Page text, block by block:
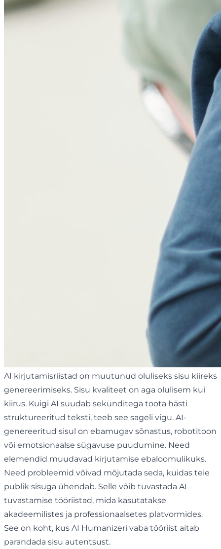
AI kirjutamisriistad on muutunud oluliseks sisu kiireks
genereerimiseks. Sisu kvaliteet on aga olulisem kui
kiirus. Kuigi AI suudab sekunditega toota hästi
struktureeritud teksti, teeb see sageli vigu. AI-
genereeritud sisul on ebamugav sõnastus, robotitoon
või emotsionaalse sügavuse puudumine. Need
elemendid muudavad kirjutamise ebaloomulikuks.
Need probleemid võivad mõjutada seda, kuidas teie
publik sisuga ühendab. Selle võib tuvastada AI
tuvastamise tööriistad, mida kasutatakse
akadeemilistes ja professionaalsetes platvormides.
See on koht, kus AI Humanizeri vaba tööriist aitab
parandada sisu autentsust.